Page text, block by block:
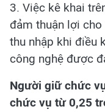
3. Việc kê khai
đảm thuận lợi
thu nhập khi điều
công nghệ được
Người giữ chức
chức vụ từ 0,25